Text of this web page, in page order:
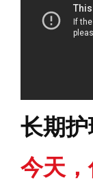
长期
今天